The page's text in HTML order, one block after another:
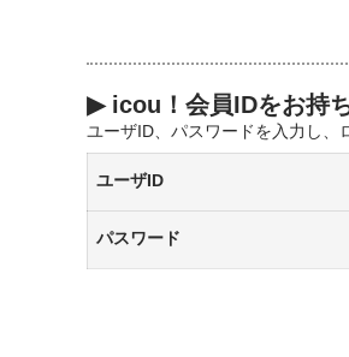
▶ icou！会員IDをお持
ユーザID、パスワードを入力し、
ユーザID
パスワード